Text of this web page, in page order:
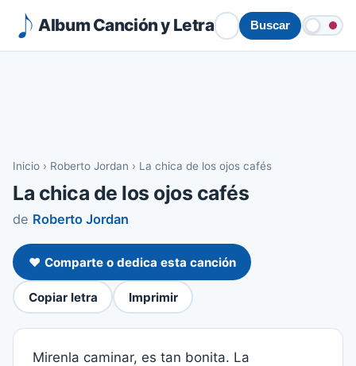
Album Canción y Letra Buscar
Inicio › Roberto Jordan › La chica de los ojos cafés
La chica de los ojos cafés
de Roberto Jordan
❤️ Comparte o dedica esta canción
Copiar letra Imprimir
Mirenla caminar, es tan bonita. La